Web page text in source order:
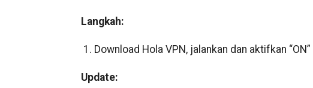
Langkah:
1. Download Hola VPN , jalankan dan aktifkan
Update: